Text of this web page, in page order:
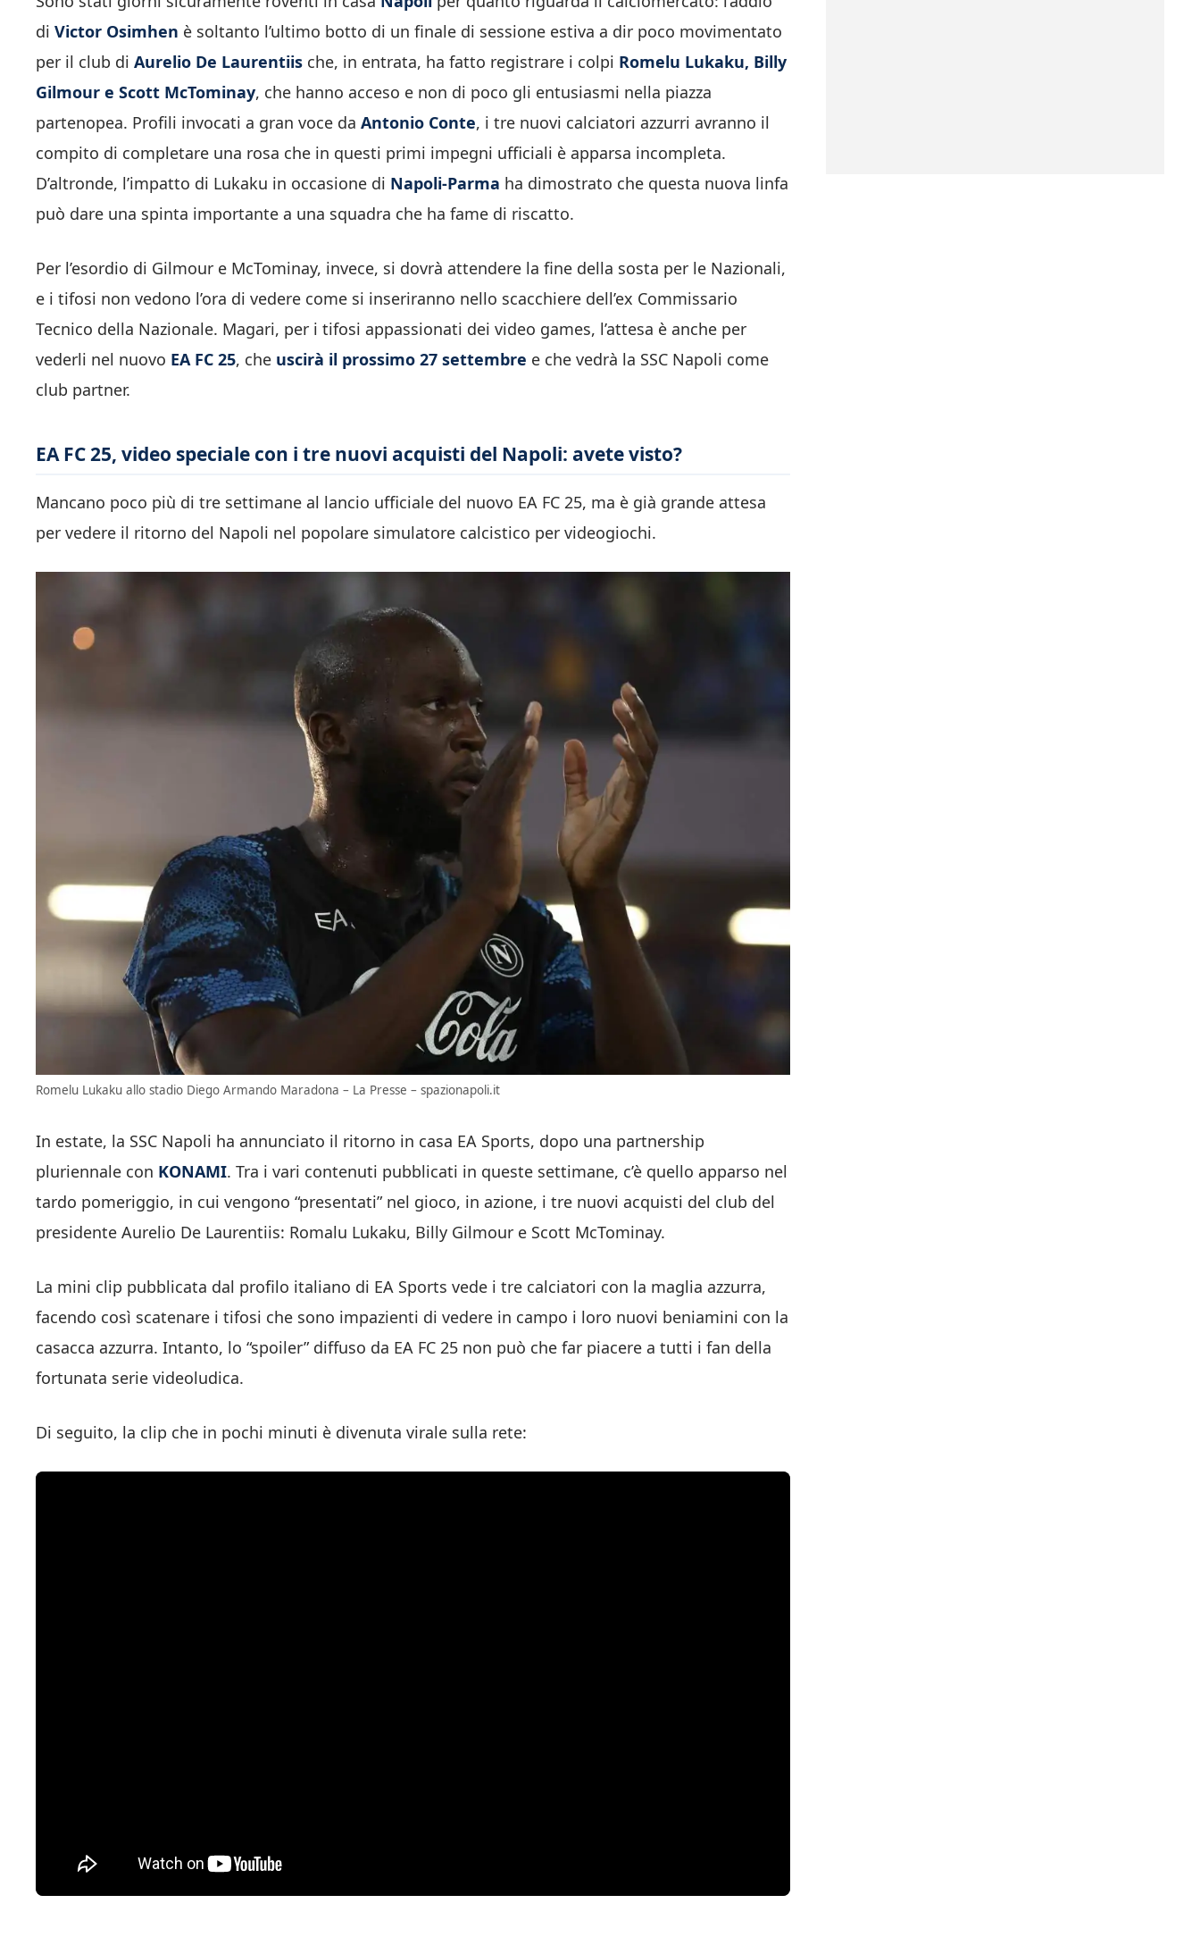
di Victor Osimhen è soltanto l’ultimo botto di un finale di sessione estiva a dir poco movimentato
per il club di Aurelio De Laurentiis che, in entrata, ha fatto registrare i colpi Romelu Lukaku, Billy
Gilmour e Scott McTominay, che hanno acceso e non di poco gli entusiasmi nella piazza
partenopea. Profili invocati a gran voce da Antonio Conte, i tre nuovi calciatori azzurri avranno il
compito di completare una rosa che in questi primi impegni ufficiali è apparsa incompleta.
D’altronde, l’impatto di Lukaku in occasione di Napoli-Parma ha dimostrato che questa nuova linfa
può dare una spinta importante a una squadra che ha fame di riscatto.
Per l’esordio di Gilmour e McTominay, invece, si dovrà attendere la fine della sosta per le Nazionali,
e i tifosi non vedono l’ora di vedere come si inseriranno nello scacchiere dell’ex Commissario
Tecnico della Nazionale. Magari, per i tifosi appassionati dei video games, l’attesa è anche per
vederli nel nuovo EA FC 25, che uscirà il prossimo 27 settembre e che vedrà la SSC Napoli come
club partner.
EA FC 25, video speciale con i tre nuovi acquisti del Napoli: avete visto?
Mancano poco più di tre settimane al lancio ufficiale del nuovo EA FC 25, ma è già grande attesa
per vedere il ritorno del Napoli nel popolare simulatore calcistico per videogiochi.
Romelu Lukaku allo stadio Diego Armando Maradona – La Presse – spazionapoli.it
In estate, la SSC Napoli ha annunciato il ritorno in casa EA Sports, dopo una partnership
pluriennale con KONAMI. Tra i vari contenuti pubblicati in queste settimane, c’è quello apparso nel
tardo pomeriggio, in cui vengono “presentati” nel gioco, in azione, i tre nuovi acquisti del club del
presidente Aurelio De Laurentiis: Romalu Lukaku, Billy Gilmour e Scott McTominay.
La mini clip pubblicata dal profilo italiano di EA Sports vede i tre calciatori con la maglia azzurra,
facendo così scatenare i tifosi che sono impazienti di vedere in campo i loro nuovi beniamini con la
casacca azzurra. Intanto, lo “spoiler” diffuso da EA FC 25 non può che far piacere a tutti i fan della
fortunata serie videoludica.
Di seguito, la clip che in pochi minuti è divenuta virale sulla rete: